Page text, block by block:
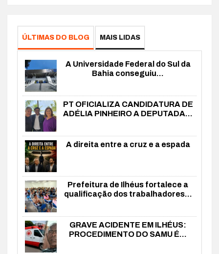
ÚLTIMAS DO BLOG MAIS LIDAS
A Universidade Federal do Sul da
Bahia conseguiu...
PT OFICIALIZA CANDIDATURA DE
ADÉLIA PINHEIRO A DEPUTADA...
A direita entre a cruz e a espada
Prefeitura de Ilhéus fortalece a
qualificação dos trabalhadores...
GRAVE ACIDENTE EM ILHÉUS:
PROCEDIMENTO DO SAMU É...